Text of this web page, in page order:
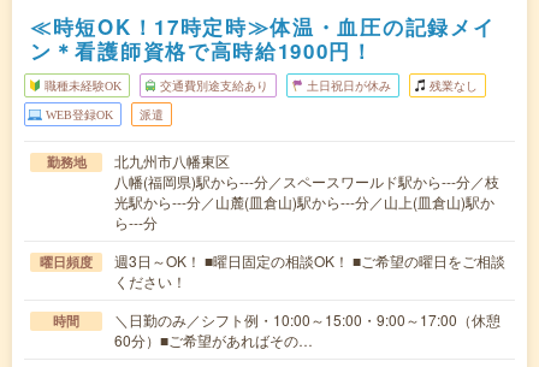
≪時短OK！17時定時≫体温・血圧の記録メイ
ン＊看護師資格で高時給1900円！
職種未経験OK 交通費別途支給あり 土日祝日が休み 残業なし
WEB登録OK 派遣
勤務地
北九州市八幡東区
八幡(福岡県)駅から---分／スペースワールド駅から---分／枝
光駅から---分／山麓(皿倉山)駅から---分／山上(皿倉山)駅か
ら---分
曜日頻度
週3日～OK！ ■曜日固定の相談OK！ ■ご希望の曜日をご相談
ください！
時間
＼日勤のみ／シフト例・10:00～15:00・9:00～17:00（休憩
60分）■ご希望があればその…